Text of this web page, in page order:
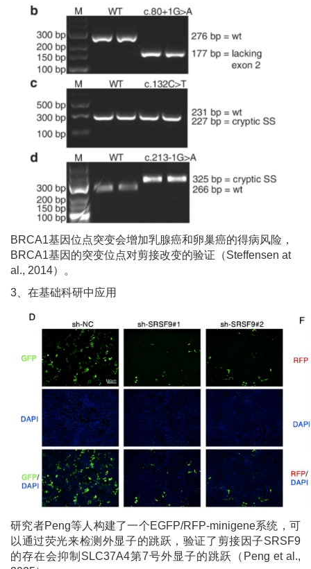
BRCA1基因位点突变会增加乳腺癌和卵巢癌的得病风险，
BRCA1基因的突变位点对剪接改变的验证（Steffensen at
al., 2014）。
3、在基础科研中应用
研究者Peng等人构建了一个EGFP/RFP-minigene系统，可
以通过荧光来检测外显子的跳跃，验证了剪接因子SRSF9
的存在会抑制SLC37A4第7号外显子的跳跃（Peng et al.,